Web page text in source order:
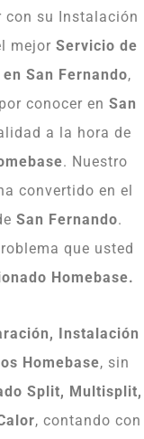
con su Instalación
mejor Servicio de
San Fernando,
conocer en San
a la hora de
. Nuestro
convertido en el
San Fernando.
que usted
Homebase.
Instalación
Homebase, sin
Split, Multisplit,
, contando con